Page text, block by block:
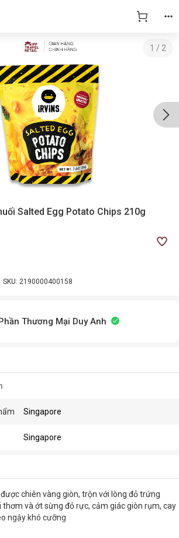
1 / 2
Salted Egg Potato Chips 210g
SKU: 2190000400158
Thương Mại Duy Anh
Singapore
Singapore
chiên vàng giòn, trộn với lòng đỏ trứng
và ớt sừng đỏ rực, cảm giác giòn rụm, cay
ngậy khó cưỡng